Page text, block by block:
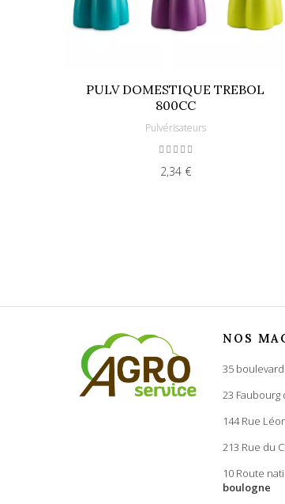
PULV DOMESTIQUE TREBOL
800CC
Pulvérisateurs
2,34 €
NOS
35
23 Faubourg
144 Rue
213 Rue du
10 Route
boulogne